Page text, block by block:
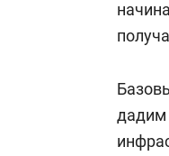
дадим